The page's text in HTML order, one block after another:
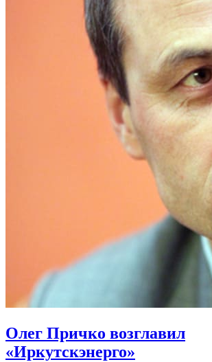
Олег Причко возглавил
«Иркутскэнерго»